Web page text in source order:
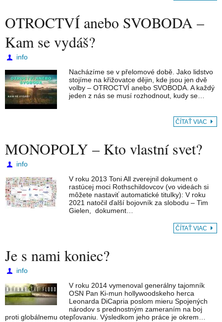
OTROCTVÍ anebo SVOBODA –
Kam se vydáš?
info
Nacházíme se v přelomové době. Jako lidstvo
stojíme na křižovatce dějin, kde jsou jen dvě
volby – OTROCTVÍ anebo SVOBODA. A každý
jeden z nás se musí rozhodnout, kudy se…
ČÍTAŤ VIAC
MONOPOLY – Kto vlastní svet?
info
V roku 2013 Toni All zverejnil dokument o
rastúcej moci Rothschildovcov (vo videách si
môžete nastaviť automatické titulky): V roku
2021 natočil ďalší bojovník za slobodu – Tim
Gielen, dokument…
ČÍTAŤ VIAC
Je s nami koniec?
info
V roku 2014 vymenoval generálny tajomník
OSN Pan Ki-mun hollywoodskeho herca
Leonarda DiCapria poslom mieru Spojených
národov s prednostným zameraním na boj
proti globálnemu otepľovaniu. Výsledkom jeho práce je okrem…